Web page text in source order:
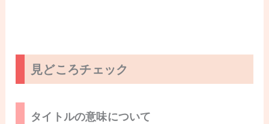
見どころチェック
タイトルの意味について